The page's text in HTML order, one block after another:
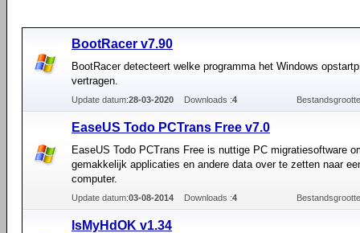
BootRacer v7.90
BootRacer detecteert welke programma het Windows
vertragen.
Update datum:28-03-2020 Downloads :4
EaseUS Todo PCTrans Free v7.0
EaseUS Todo PCTrans Free is nuttige PC migratiesoftware
gemakkelijk applicaties en andere data over te zetten naar
computer.
Update datum:03-08-2014 Downloads :4
IsMyHdOK v1.34